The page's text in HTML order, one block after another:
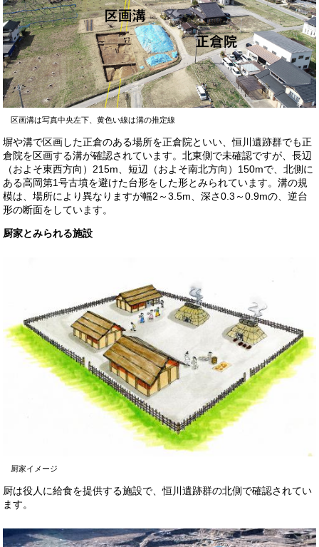
区画溝は写真中央左下、黄色い線は溝の推定線
塀や溝で区画した正倉のある場所を正倉院といい、恒川遺跡群でも正
倉院を区画する溝が確認されています。北東側で未確認ですが、長辺
（およそ東西方向）215m、短辺（およそ南北方向）150mで、北側に
ある高岡第1号古墳を避けた台形をした形とみられています。溝の規
模は、場所により異なりますが幅2～3.5m、深さ0.3～0.9mの、逆台
形の断面をしています。
厨家とみられる施設
厨家イメージ
厨は役人に給食を提供する施設で、恒川遺跡群の北側で確認されてい
ます。